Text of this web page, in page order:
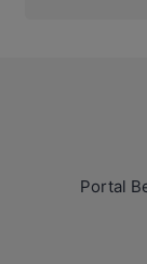
Portal